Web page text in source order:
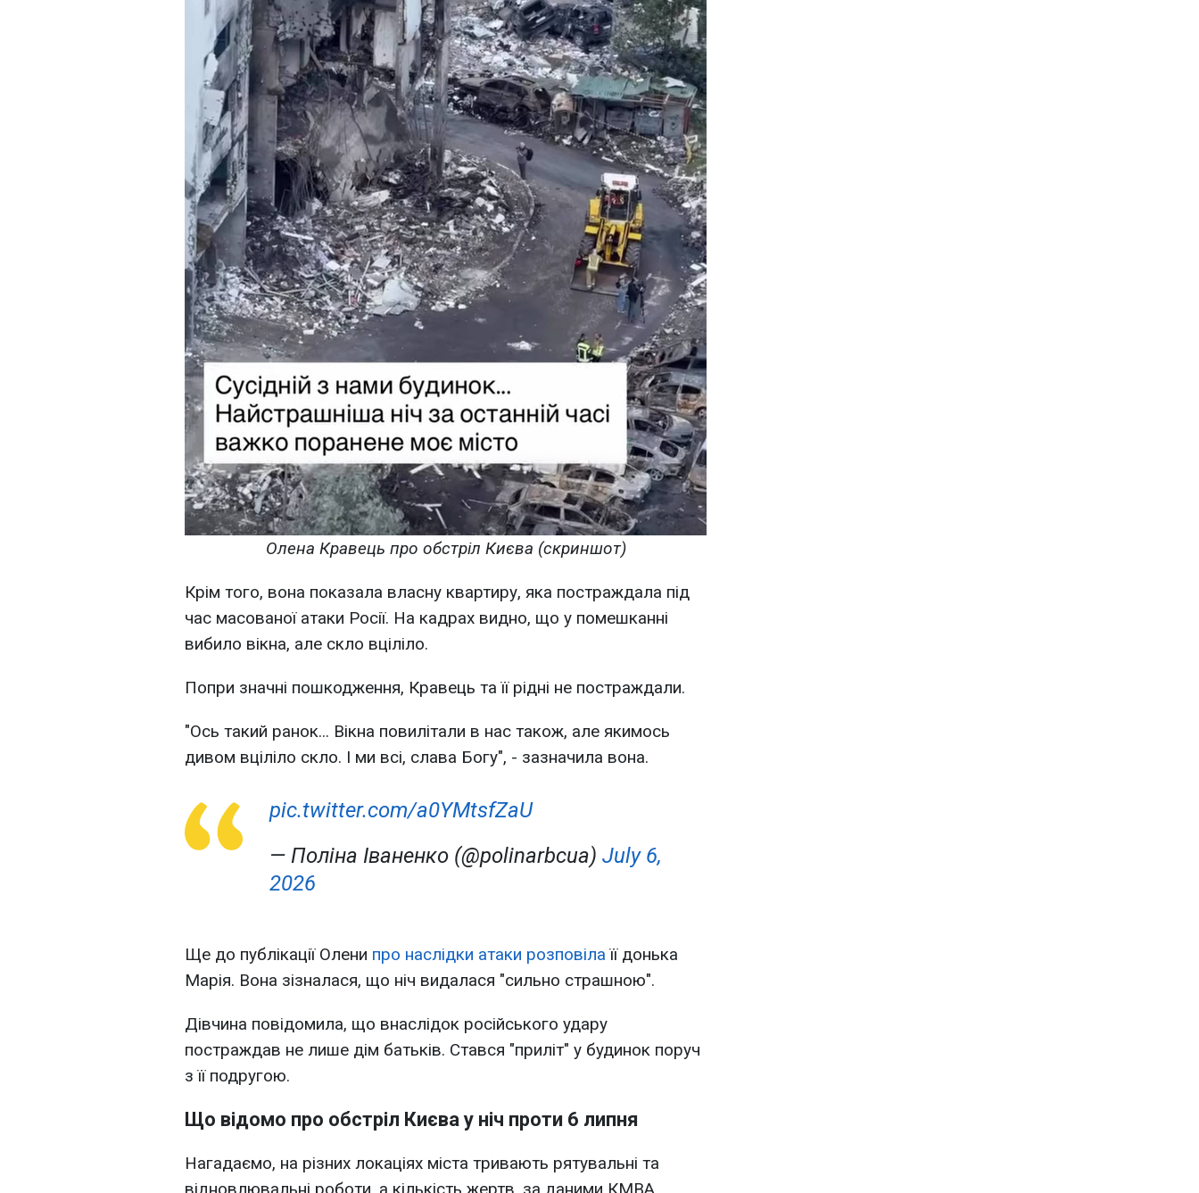
Олена Кравець про обстріл Києва (скриншот)​
Крім того, вона показала власну квартиру, яка постраждала під
час масованої атаки Росії. На кадрах видно, що у помешканні
вибило вікна, але скло вціліло.
Попри значні пошкодження, Кравець та її рідні не постраждали.
"Ось такий ранок... Вікна повилітали в нас також, але якимось
дивом вціліло скло. І ми всі, слава Богу", - зазначила вона.
pic.twitter.com/a0YMtsfZaU
— Поліна Іваненко (@polinarbcua) July 6,
2026
Ще до публікації Олени про наслідки атаки розповіла її донька
Марія. Вона зізналася, що ніч видалася "сильно страшною".
Дівчина повідомила, що внаслідок російського удару
постраждав не лише дім батьків. Стався "приліт" у будинок поруч
з її подругою.
Що відомо про обстріл Києва у ніч проти 6 липня
Нагадаємо, на різних локаціях міста тривають рятувальні та